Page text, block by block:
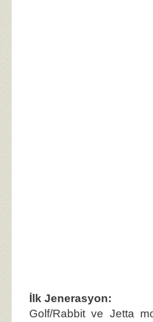
İlk Jenerasyon:
Golf/Rabbit ve Jetta